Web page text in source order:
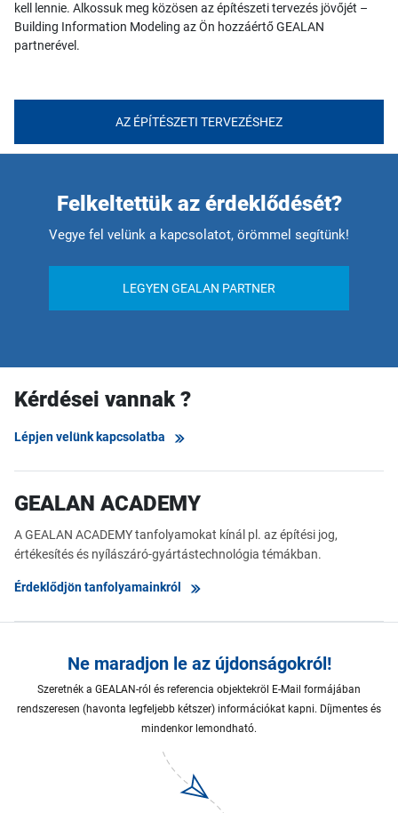
kell lennie. Alkossuk meg közösen az építészeti tervezés jövőjét –
Building Information Modeling az Ön hozzáértő GEALAN
partnerével.
AZ ÉPÍTÉSZETI TERVEZÉSHEZ
Felkeltettük az érdeklődését?
Vegye fel velünk a kapcsolatot, örömmel segítünk!
LEGYEN GEALAN PARTNER
Kérdései vannak ?
Lépjen velünk kapcsolatba
GEALAN ACADEMY
A GEALAN ACADEMY tanfolyamokat kínál pl. az építési jog,
értékesítés és nyílászáró-gyártástechnológia témákban.
Érdeklődjön tanfolyamainkról
Ne maradjon le az újdonságokról!
Szeretnék a GEALAN-ról és referencia objektekröl E-Mail formájában
rendszeresen (havonta legfeljebb kétszer) információkat kapni. Díjmentes és
mindenkor lemondható.